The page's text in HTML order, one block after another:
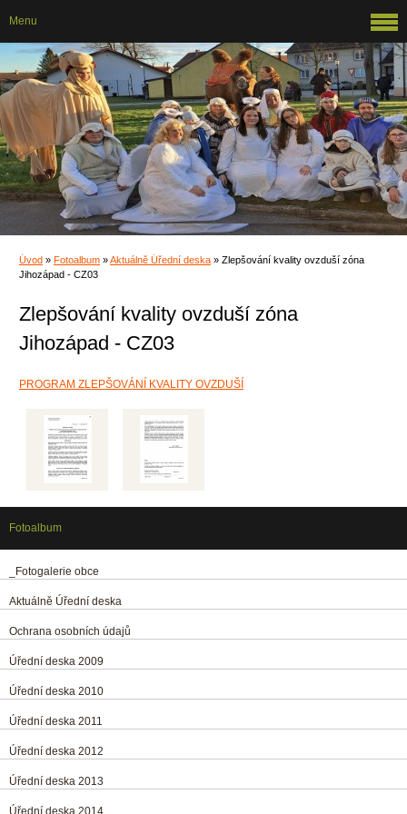
Úvod » Fotoalbum »Aktuálně Úřední deska » Zlepšování kvality ovzduší zóna
Jihozápad - CZ03
Zlepšování kvality ovzduší zóna
Jihozápad - CZ03
PROGRAM ZLEPŠOVÁNÍ KVALITY OVZDUŠÍ
Menu
Fotoalbum
_Fotogalerie obce
Aktuálně Úřední deska
Ochrana osobních údajů
Úřední deska 2009
Úřední deska 2010
Úřední deska 2011
Úřední deska 2012
Úřední deska 2013
Úřední deska 2014